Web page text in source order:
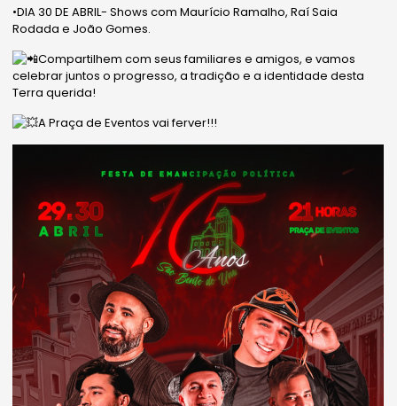
•DIA 30 DE ABRIL- Shows com Maurício Ramalho, Raí Saia
Rodada e João Gomes.
Compartilhem com seus familiares e amigos, e vamos
celebrar juntos o progresso, a tradição e a identidade desta
Terra querida!
A Praça de Eventos vai ferver!!!